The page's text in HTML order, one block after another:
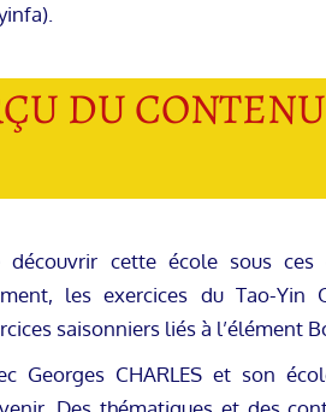
DU
cette école sous ces
les exercices du Tao-Yin
saisonniers liés à l’élément
Georges CHARLES et son